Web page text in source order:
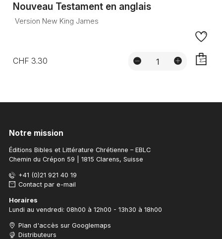
Nouveau Testament en anglais
Version New King James
CHF 3.30
Notre mission
Éditions Bibles et Littérature Chrétienne – EBLC
Chemin du Crépon 59 | 1815 Clarens, Suisse
+41 (0)21 921 40 19
Contact par e-mail
Horaires
Lundi au vendredi: 08h00 à 12h00 - 13h30 à 18h00
Plan d'accès sur Googlemaps
Distributeurs